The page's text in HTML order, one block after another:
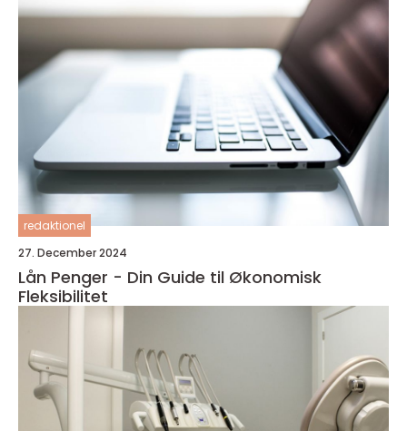
redaktionel
27. December 2024
Lån Penger - Din Guide til Økonomisk
Fleksibilitet